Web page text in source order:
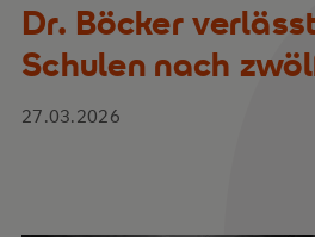
Dr. Böcker
Schulen nach
27.03.2026